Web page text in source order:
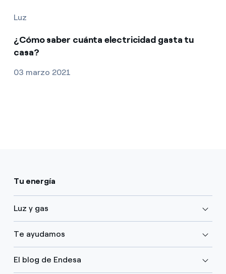
Luz
¿Cómo saber cuánta electricidad gasta tu
casa?
03 marzo 2021
Tu energía
Luz y gas
Te ayudamos
El blog de Endesa